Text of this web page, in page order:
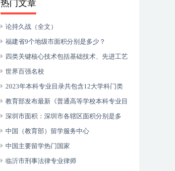
热门文章
论持久战（全文）
福建省9个地级市面积分别是多少？
四类关键核心技术包括基础技术、先进工艺
技术、共性技术以及人工智能
世界百强名校
2023年本科专业目录共包含12大学科门类
93个专业类792种专业
教育部发布最新《普通高等学校本科专业目
录》
深圳市面积：深圳市各辖区面积分别是多
少？
中国（教育部）留学服务中心
中国主要留学热门国家
临沂市刑事法律专业律师